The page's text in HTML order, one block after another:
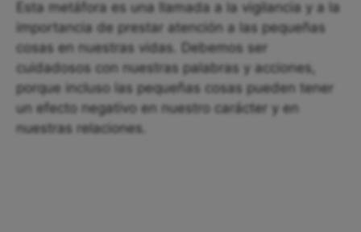
Esta metáfora es una llamada a la vigilancia y a la
importancia de prestar atención a las pequeñas
cosas en nuestras vidas. Debemos ser
cuidadosos con nuestras palabras y acciones,
porque incluso las pequeñas cosas pueden tener
un efecto negativo en nuestro carácter y en
nuestras relaciones.